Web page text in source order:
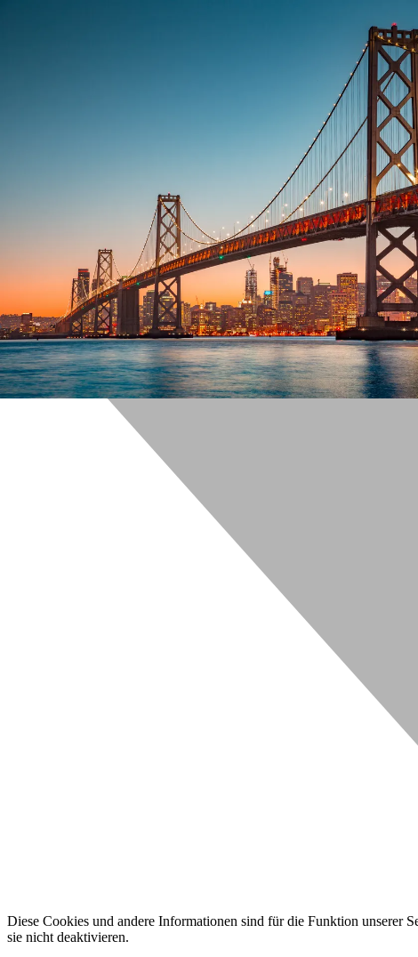
Mit dem Klick auf „geht klar” ermöglichen Sie uns Ihnen über Cookies
personalisierte Werbung und passende Angebote anzeigen. Über
Cookies” werden lediglich technisch notwendige Cookies gespeichert.
Ihre Cookie-Präferenzen verwalten
Wählen Sie, welche Cookies Sie auf check24.de akzeptieren.
Die Cookierichtlinie finden Sie
hier.
Diese Cookies und andere Informationen sind für die Funktion unserer
sie nicht deaktivieren.